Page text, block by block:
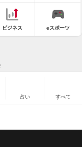
ビジネス eスポーツ
占い すべて